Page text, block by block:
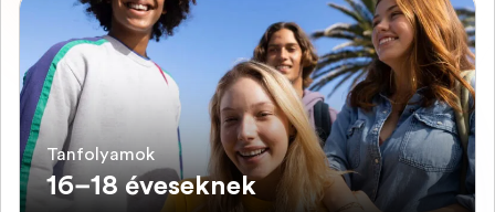
Tanfolyamok
16–18 éveseknek